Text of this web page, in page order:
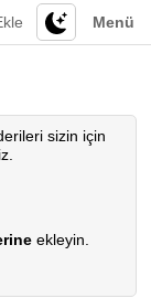
Menü
sizin için
ekleyin.